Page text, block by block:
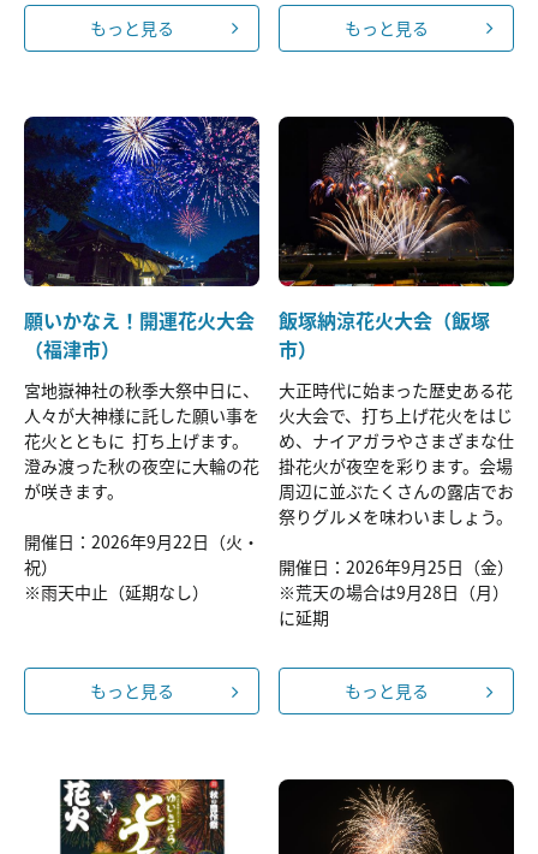
もっと見る もっと見る
願いかなえ！開運花火大会
（福津市）
宮地嶽神社の秋季大祭中日に、
人々が大神様に託した願い事を
花火とともに 打ち上げます。
澄み渡った秋の夜空に大輪の花
が咲きます。
開催日：2026年9月22日（火・
祝）
※雨天中止（延期なし）
もっと見る
飯塚納涼花火大会（飯塚
市）
大正時代に始まった歴史ある花
火大会で、打ち上げ花火をはじ
め、ナイアガラやさまざまな仕
掛花火が夜空を彩ります。会場
周辺に並ぶたくさんの露店でお
祭りグルメを味わいましょう。
開催日：2026年9月25日（金）
※荒天の場合は9月28日（月）
に延期
もっと見る